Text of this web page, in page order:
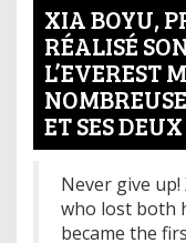
XIA BOYU,
RÉALISÉ
L’EVEREST
ET SES
Never give
who lost both
became the